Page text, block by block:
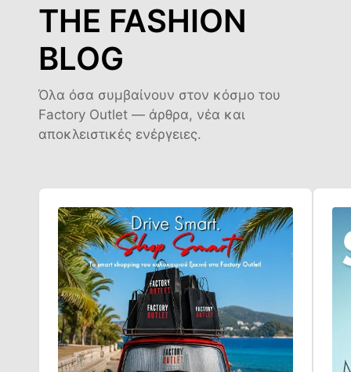
THE FASHION
BLOG
Όλα όσα συμβαίνουν στον κόσμο του
Factory Outlet — άρθρα, νέα και
αποκλειστικές ενέργειες.